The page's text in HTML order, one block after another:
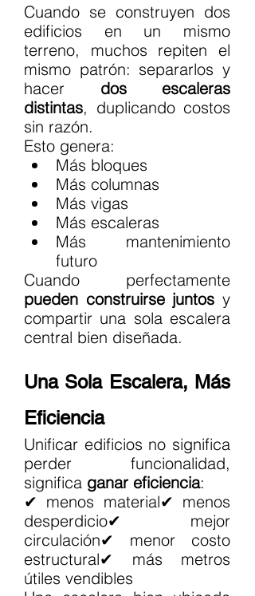
Cuando se construyen dos
edificios en un mismo
terreno, muchos repiten el
mismo patrón: separarlos y
hacer dos escaleras
distintas, duplicando costos
sin razón.
Esto genera:
Más bloques
Más columnas
Más vigas
Más escaleras
Más mantenimiento
futuro
pueden construirse juntos y
compartir una sola escalera
central bien diseñada.
Una Sola Escalera, Más
Eficiencia
Unificar edificios no significa
perder funcionalidad,
significa ganar eficiencia:
✔ menos material✔ menos
desperdicio✔ mejor
circulación✔ menor costo
estructural✔ más metros
útiles vendibles